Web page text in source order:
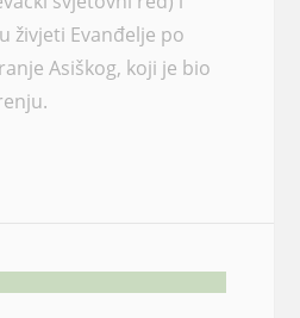
živjeti Evanđelje po
Asiškog, koji je bio